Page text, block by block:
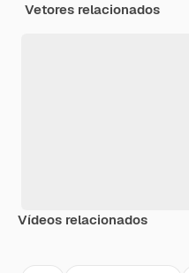
Vetores relacionados
Vídeos relacionados